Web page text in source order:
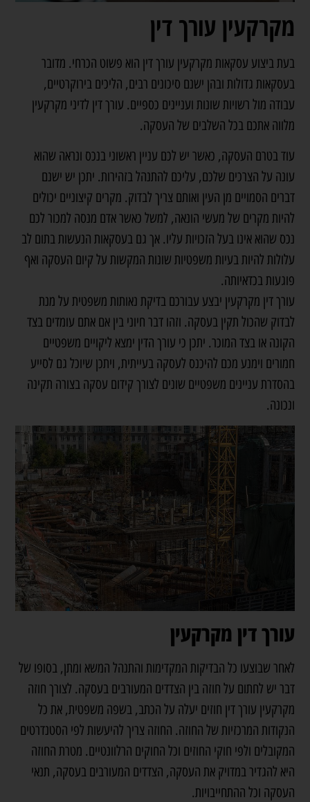
מקרקעין עורך דין
בעת ביצוע עסקאות מקרקעין עורך דין הוא פשוט הכרחי. מדובר
בעסקאות גדולות ובהן ישנם סיכונים רבים, הליכים בירוקרטיים,
עבודה מול רשויות שונות ועניינים כספיים. עורך דין לדיני מקרקעין
מלווה אתכם בכל השלבים של העסקה.
עוד בטרם העסקה, כאשר יש לכם עניין ראשוני בנכס ונראה שהוא
עונה על הצרכים שלכם, עליכם להתנהל בזהירות. יתכן יש ישנם
דברים הסמויים מן העין ואותם צריך לבדוק. מקרים קיצוניים יכולים
להיות מקרים של מעשי הונאה, למשל כאשר אדם מנסה למכור לכם
נכס שהוא אינו בעל הזכויות עליו. אך גם בעסקאות הנעשות בתום לב
עלולות להיות בעיות משפטיות שונות המקשות על קיום העסקה ואף
פוגעות בכדאיותה.
עורך דין מקרקעין יבצע עבורכם בדיקת נאותות משפטית על מנת
לבדוק שהכול תקין בעסקה. וזהו דבר חיוני בין אם אתם עומדים בצד
הקונה או בצד המוכר. יתכן כי עורך הדין ימצא ליקויים משפטיים
חמורים וימנע מכם להיכנס לעסקה בעייתית, ויתכן שיוכל גם לסייע
בהסדרת עניינים משפטיים שונים לצורך קידום עסקה בצורה תקינה
ונכונה.
עורך דין מקרקעין
לאחר שבוצעו כל הבדיקות המקדימות והתנהל המשא ומתן, בסופו של
דבר יש לחתום על חוזה בין הצדדים המעורבים בעסקה. לצורך חוזה
מקרקעין עורך דין חוזים יעלה על הכתב, בשפה משפטית, את כל
הנקודות המרכזיות של החוזה. החוזה צריך להיעשות לפי הסטנדרטים
המקובלים ולפי חוקי החוזים וכל החוקים הרלוונטיים. מטרת החוזה
היא להגדיר במדויק את העסקה, הצדדים המעורבים בעסקה, תנאי
העסקה וכל ההתחייבויות.